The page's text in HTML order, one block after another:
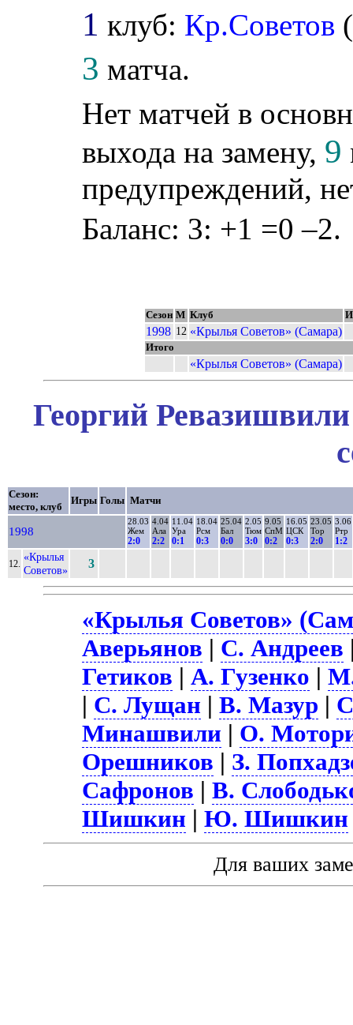
1 клуб: Кр.Советов (
3 матча.
Нет матчей в
выхода на замену, 9
предупреждений,
Баланс: 3: +1 =0 –2.
Сезон М Клуб
1998 12 «Крылья Советов» (Самара)
Итого
«Крылья Советов» (Самара)
Георгий
Сезон:
место, клуб
Игры Голы Матчи
1998
28.03
Жем
2:0
4.04
Ала
2:2
11.04
Ура
0:1
18.04
Рсм
0:3
25.04
Бал
0:0
2.05
Тюм
3:0
9.05
СпМ
0:2
16.05
ЦСК
0:3
23.05
Тор
2:0
3.06
Ртр
1:2
12.
«Крылья
Советов»
3
«Крылья Советов»
Аверьянов | С. Андреев
Гетиков |А. Гузенко |
| С. Лущан |В. Мазур |
Минашвили | О.
Орешников | З.
Сафронов |В.
Шишкин |Ю. Шишкин
Для ваших